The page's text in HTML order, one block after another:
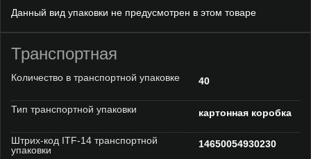
Данный вид упаковки не предусмотрен в этом товаре
Транспортная
Количество в транспортной упаковке 40
Тип транспортной упаковки картонная коробка
Штрих-код ITF-14 транспортной
упаковки
14650054930230